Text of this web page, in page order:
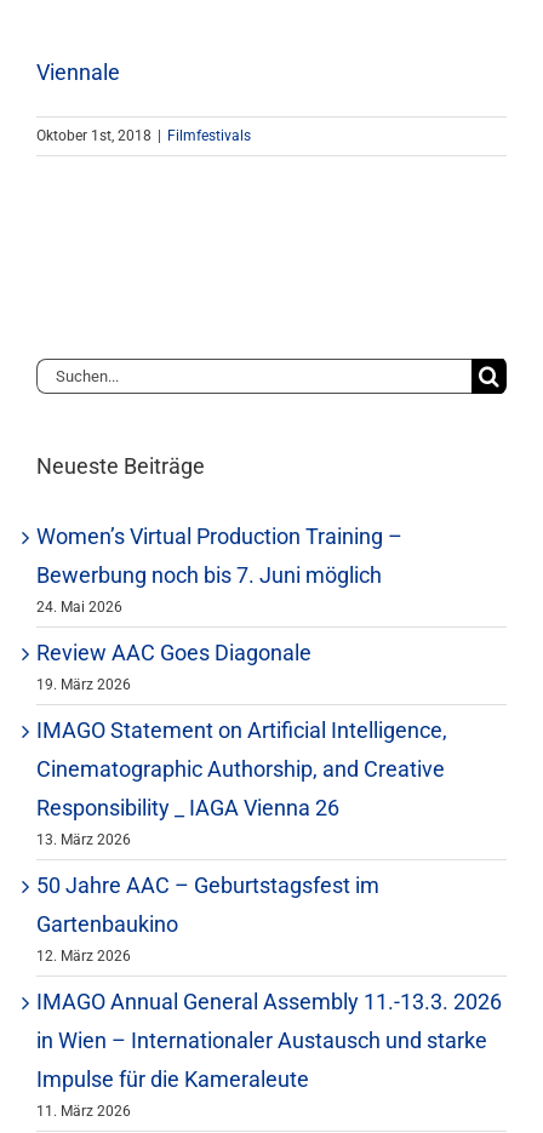
Mitgliedschaft
Viennale
Oktober 1st, 2018 | Filmfestivals
Suche
Neueste Beiträge
Women’s Virtual Production Training –
Bewerbung noch bis 7. Juni möglich
24. Mai 2026
Review AAC Goes Diagonale
19. März 2026
IMAGO Statement on Artificial Intelligence,
Cinematographic Authorship, and Creative
Responsibility _ IAGA Vienna 26
13. März 2026
50 Jahre AAC – Geburtstagsfest im
Gartenbaukino
12. März 2026
IMAGO Annual General Assembly 11.-13.3. 2026
in Wien – Internationaler Austausch und starke
Impulse für die Kameraleute
11. März 2026